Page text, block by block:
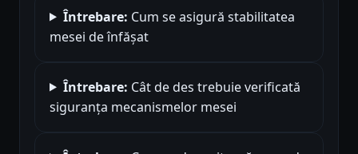
Întrebare: Cum se asigură stabilitatea
mesei de înfășat
Întrebare: Cât de des trebuie verificată
siguranța mecanismelor mesei